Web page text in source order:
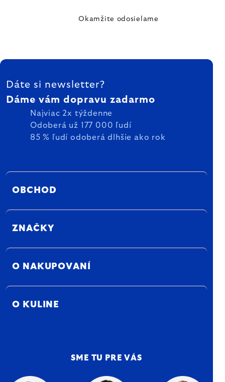
Okamžite odosielame
ZÁPÄTIE
Dáte si newsletter?
Dáme vám dopravu zadarmo
Najviac 2x týždenne
Odoberá už 177 000 ľudí
85 % ľudí odoberá dlhšie ako rok
OBCHOD
ZNAČKY
O NAKUPOVANÍ
O KULINE
SME TU PRE VÁS